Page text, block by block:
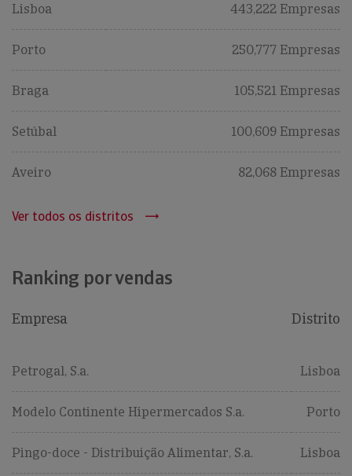
Lisboa 443,222 Empresas
Porto 250,777 Empresas
Braga 105,521 Empresas
Setúbal 100,609 Empresas
Aveiro 82,068 Empresas
Ver todos os distritos
Ranking por vendas
Empresa Distrito
Petrogal, S.a. Lisboa
Modelo Continente Hipermercados S.a. Porto
Pingo-doce - Distribuição Alimentar, S.a. Lisboa